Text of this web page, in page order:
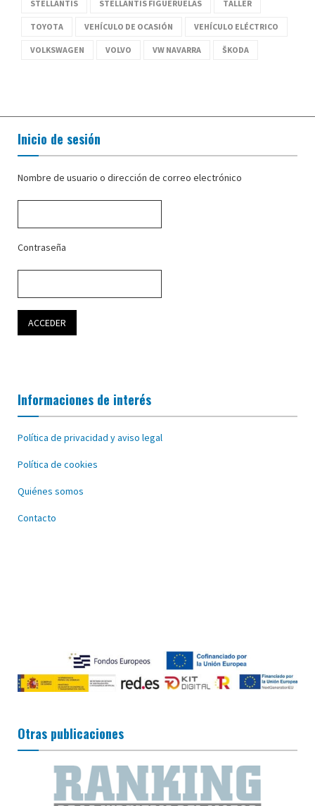
STELLANTIS STELLANTIS FIGUERUELAS TALLER
TOYOTA VEHÍCULO DE OCASIÓN VEHÍCULO ELÉCTRICO
VOLKSWAGEN VOLVO VW NAVARRA ŠKODA
Inicio de sesión
Nombre de usuario o dirección de correo electrónico
Contraseña
Informaciones de interés
Política de privacidad y aviso legal
Política de cookies
Quiénes somos
Contacto
Otras publicaciones